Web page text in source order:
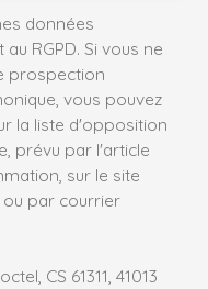
données
RGPD. Si vous ne
prospection
vous pouvez
la liste d'opposition
prévu par l'article
sur le site
par courrier
CS 61311, 41013